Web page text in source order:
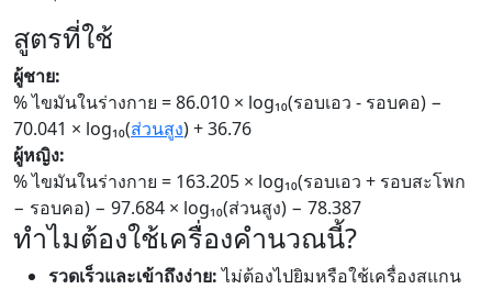
สูตรที่ใช้
ผู้ชาย:
% ไขมันในร่างกาย = 86.010 × log₁₀(รอบเอว - รอบคอ) −
70.041 × log₁₀(ส่วนสูง) + 36.76
ผู้หญิง:
% ไขมันในร่างกาย = 163.205 × log₁₀(รอบเอว + รอบสะโพก
− รอบคอ) − 97.684 × log₁₀(ส่วนสูง) − 78.387
ทำไมต้องใช้เครื่องคำนวณนี้?
รวดเร็วและเข้าถึงง่าย:ไม่ต้องไปยิมหรือใช้เครื่องสแกน